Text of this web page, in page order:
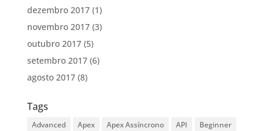
dezembro 2017(1)
novembro 2017(3)
outubro 2017(5)
setembro 2017(6)
agosto 2017(8)
Tags
Advanced Apex Apex Assíncrono API
Beginner